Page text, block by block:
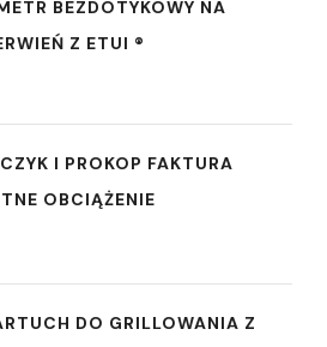
BEZDOTYKOWY NA
Z ETUI ®
I PROKOP FAKTURA
OBCIĄŻENIE
DO GRILLOWANIA Z